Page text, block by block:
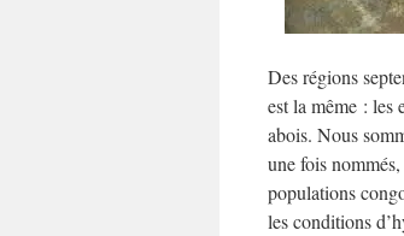
Des régions
est la même : les
abois. Nous
une fois
populations
les conditions